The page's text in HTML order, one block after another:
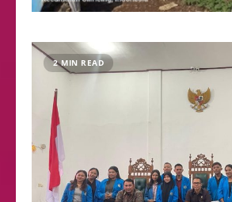
2 MIN READ